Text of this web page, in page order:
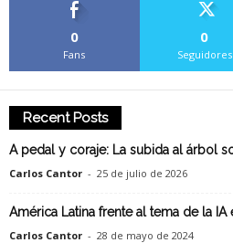
0
Fans
0
Seguidores
Recent Posts
A pedal y coraje: La subida al árbol
Carlos Cantor - 25 de julio de 2026
América Latina frente al tema de la
Carlos Cantor - 28 de mayo de 2024